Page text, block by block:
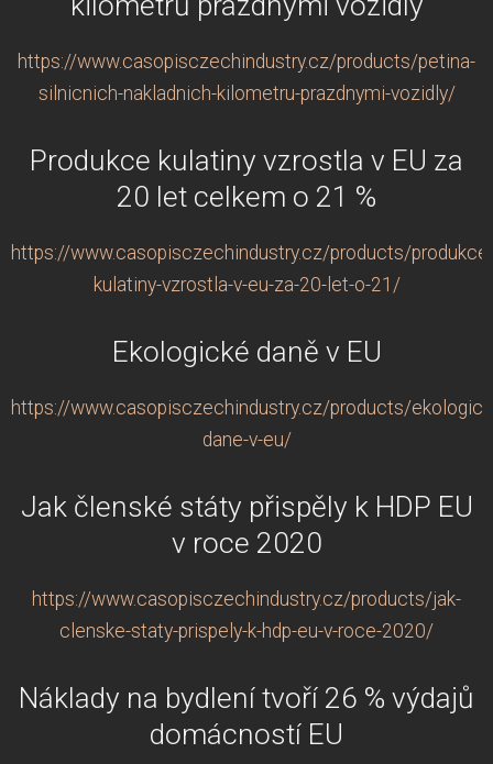
https://www.casopisczechindustry.cz/products/petina-
silnicnich-nakladnich-kilometru-prazdnymi-vozidly/
Produkce kulatiny vzrostla v EU za
20 let celkem o 21 %
https://www.casopisczechindustry.cz/products/produkce-
kulatiny-vzrostla-v-eu-za-20-let-o-21/
Ekologické daně v EU
https://www.casopisczechindustry.cz/products/
dane-v-eu/
Jak členské státy přispěly k HDP EU
v roce 2020
https://www.casopisczechindustry.cz/products/jak-
clenske-staty-prispely-k-hdp-eu-v-roce-2020/
Náklady na bydlení tvoří 26 % výdajů
domácností EU